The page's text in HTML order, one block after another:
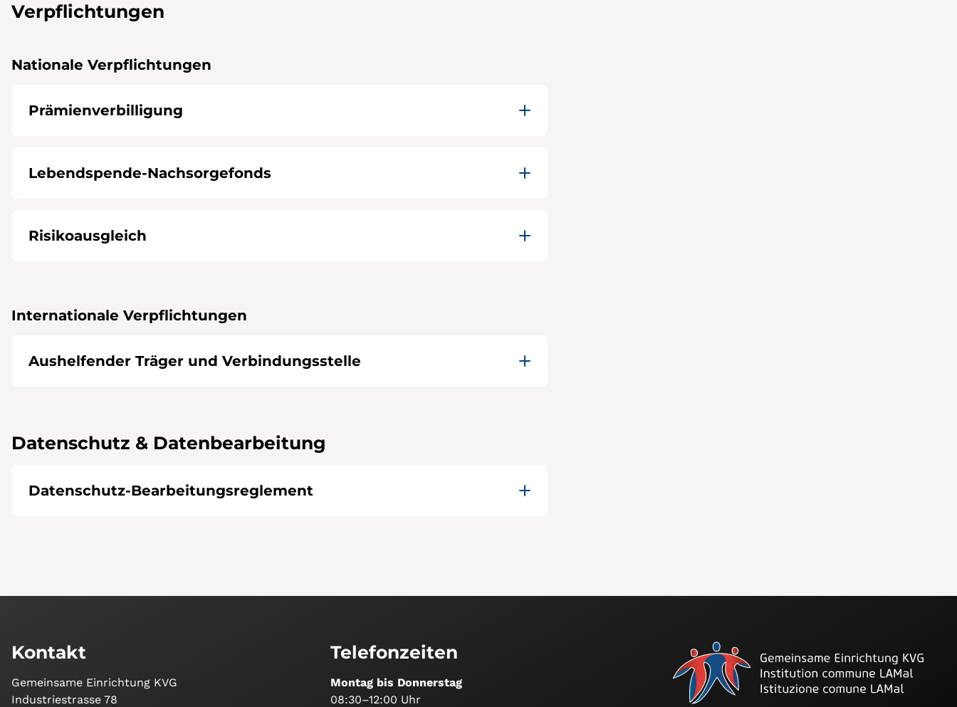
Verpflichtungen
Nationale Verpflichtungen
Prämienverbilligung
Lebendspende-Nachsorgefonds
Risikoausgleich
Internationale Verpflichtungen
Aushelfender Träger und Verbindungsstelle
Datenschutz & Datenbearbeitung
Datenschutz-Bearbeitungsreglement
Kontakt
Gemeinsame Einrichtung KVG
Industriestrasse 78
Telefonzeiten
Montag bis Donnerstag
08:30–12:00 Uhr